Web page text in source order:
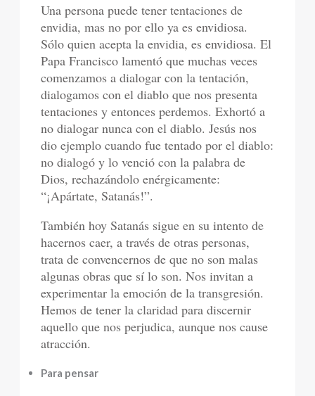
Una persona puede tener tentaciones de
envidia, mas no por ello ya es envidiosa.
Sólo quien acepta la envidia, es envidiosa. El
Papa Francisco lamentó que muchas veces
comenzamos a dialogar con la tentación,
dialogamos con el diablo que nos presenta
tentaciones y entonces perdemos. Exhortó a
no dialogar nunca con el diablo. Jesús nos
dio ejemplo cuando fue tentado por el diablo:
no dialogó y lo venció con la palabra de
Dios, rechazándolo enérgicamente:
“¡Apártate, Satanás!”.
También hoy Satanás sigue en su intento de
hacernos caer, a través de otras personas,
trata de convencernos de que no son malas
algunas obras que sí lo son. Nos invitan a
experimentar la emoción de la transgresión.
Hemos de tener la claridad para discernir
aquello que nos perjudica, aunque nos cause
atracción.
Para pensar